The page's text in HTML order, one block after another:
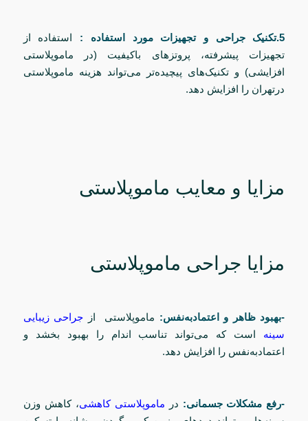
5.تکنیک جراحی و تجهیزات مورد استفاده :
استفاده از
تجهیزات پیشرفته، پروتزهای باکیفیت (در ماموپلاستی
افزایشی) و تکنیک‌های پیچیده‌تر می‌تواند هزینه ماموپلاستی
درتهران را افزایش دهد.
مزایا و معایب ماموپلاستی
مزایا جراحی ماموپلاستی
-بهبود ظاهر و اعتمادبه‌نفس: ماموپلاستی از
جراحی زیبایی
سینه است که می‌تواند تناسب اندام را بهبود بخشد و
اعتمادبه‌نفس را افزایش دهد.
-رفع مشکلات جسمانی: در ماموپلاستی کاهشی، کاهش وزن